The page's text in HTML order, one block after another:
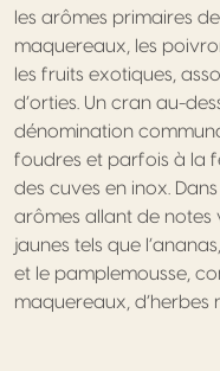
les arômes primaires
maquereaux, les
les fruits exotiques,
d’orties. Un cran au-
dénomination
foudres et parfois à la
des cuves en inox.
arômes allant de notes
jaunes tels que
et le pamplemousse,
maquereaux, d’herbes